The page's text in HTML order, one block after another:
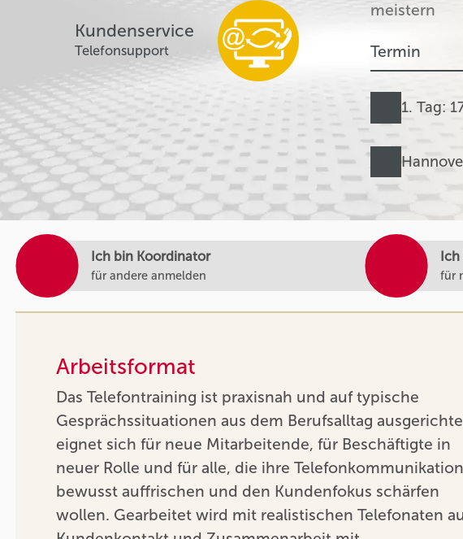
Kundenservice
Telefonsupport
meistern
Termin
1. Tag:
Arbeitsformat
Das Telefontraining ist praxisnah und auf typische
Gesprächssituationen aus dem Berufsalltag
eignet sich für neue Mitarbeitende, für Beschäftigte in
neuer Rolle und für alle, die ihre Telefonkommunikation
bewusst auffrischen und den Kundenfokus schärfen
wollen. Gearbeitet wird mit realistischen Telefonaten
Ich bin Koordinator
für andere anmelden
Ich
für